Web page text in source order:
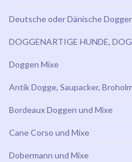
Deutsche oder Dänische
DOGGENARTIGE HUNDE,
Doggen Mixe
Antik Dogge, Saupacker,
Bordeaux Doggen und Mixe
Cane Corso und Mixe
Dobermann und Mixe